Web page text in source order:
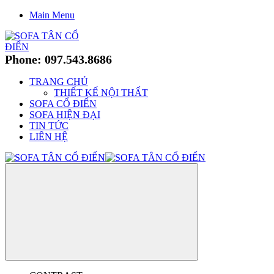
Main Menu
Phone: 097.543.8686
TRANG CHỦ
THIẾT KẾ NỘI THẤT
SOFA CỔ ĐIỂN
SOFA HIỆN ĐẠI
TIN TỨC
LIÊN HỆ